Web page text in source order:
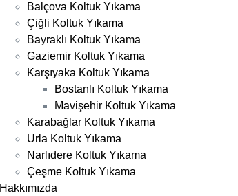
Balçova Koltuk Yıkama
Çiğli Koltuk Yıkama
Bayraklı Koltuk Yıkama
Gaziemir Koltuk Yıkama
Karşıyaka Koltuk Yıkama
Bostanlı Koltuk Yıkama
Mavişehir Koltuk Yıkama
Karabağlar Koltuk Yıkama
Urla Koltuk Yıkama
Narlıdere Koltuk Yıkama
Çeşme Koltuk Yıkama
Hakkımızda